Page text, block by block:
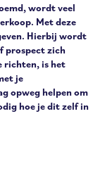
wordt veel
Met deze
Hierbij wordt
prospect zich
richten, is het
je
opweg helpen om
hoe je dit zelf in